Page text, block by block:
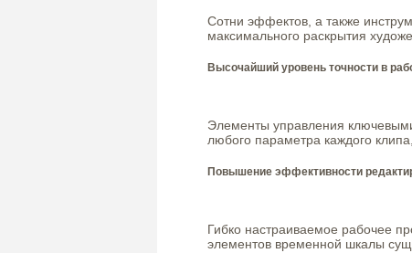
Сотни эффектов, а также
максимального раскрытия
Высочайший уровень точности в
Элементы управления
любого параметра каждого
Повышение эффективности
Гибко настраиваемое рабочее
элементов временной шкалы